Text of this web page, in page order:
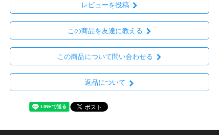
レビューを投稿
この商品を友達に教える
この商品について問い合わせる
返品について